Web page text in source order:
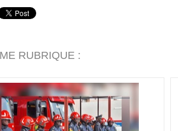
RUBRIQUE :